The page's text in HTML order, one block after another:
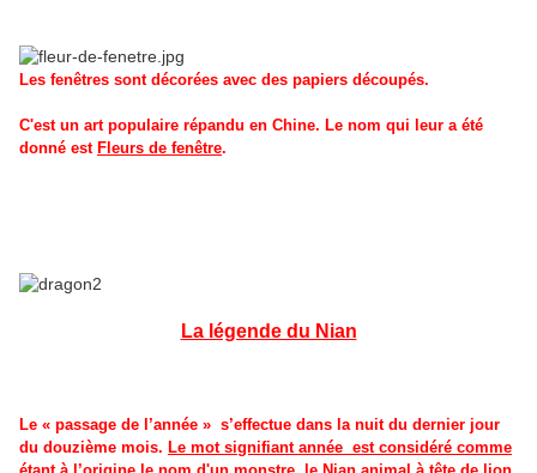
Les fenêtres sont décorées avec des papiers découpés.
C'est un art populaire répandu en Chine. Le nom qui leur a été
donné est Fleurs de fenêtre.
La légende du Nian
Le « passage de l’année » s’effectue dans la nuit du dernier jour
du douzième mois. Le mot signifiant année est considéré comme